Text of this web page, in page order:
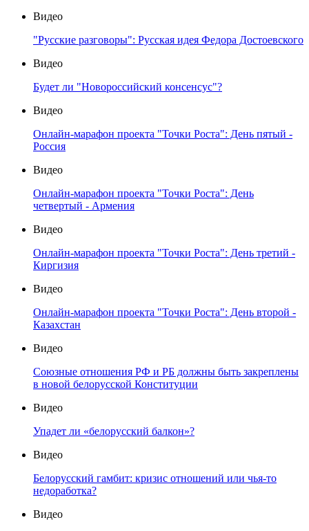
Видео
"Русские разговоры": Русская идея Федора Достоевского
Видео
Будет ли "Новороссийский консенсус"?
Видео
Онлайн-марафон проекта "Точки Роста": День пятый -
Россия
Видео
Онлайн-марафон проекта "Точки Роста": День
четвертый - Армения
Видео
Онлайн-марафон проекта "Точки Роста": День третий -
Киргизия
Видео
Онлайн-марафон проекта "Точки Роста": День второй -
Казахстан
Видео
Союзные отношения РФ и РБ должны быть закреплены
в новой белорусской Конституции
Видео
Упадет ли «белорусский балкон»?
Видео
Белорусский гамбит: кризис отношений или чья-то
недоработка?
Видео